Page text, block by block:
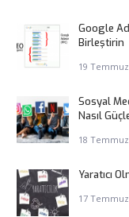
Google
Birleştirin
19
Sosyal
Nasıl
18
Yaratıcı
17